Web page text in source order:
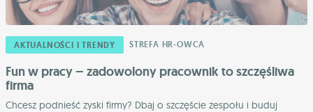
AKTUALNOŚCI I TRENDY STREFA HR-OWCA
Fun w pracy – zadowolony pracownik to szczęśliwa
firma
Chcesz podnieść zyski firmy? Dbaj o szczęście zespołu i buduj